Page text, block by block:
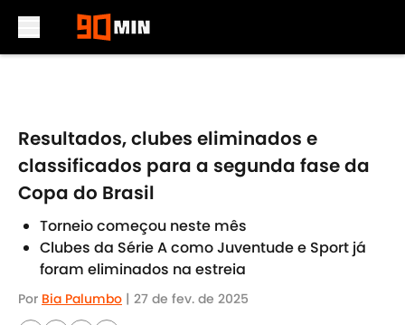
Resultados, clubes eliminados e
classificados para a segunda fase da
Copa do Brasil
Torneio começou neste mês
Clubes da Série A como Juventude e Sport já
foram eliminados na estreia
Por Bia Palumbo | 27 de fev. de 2025